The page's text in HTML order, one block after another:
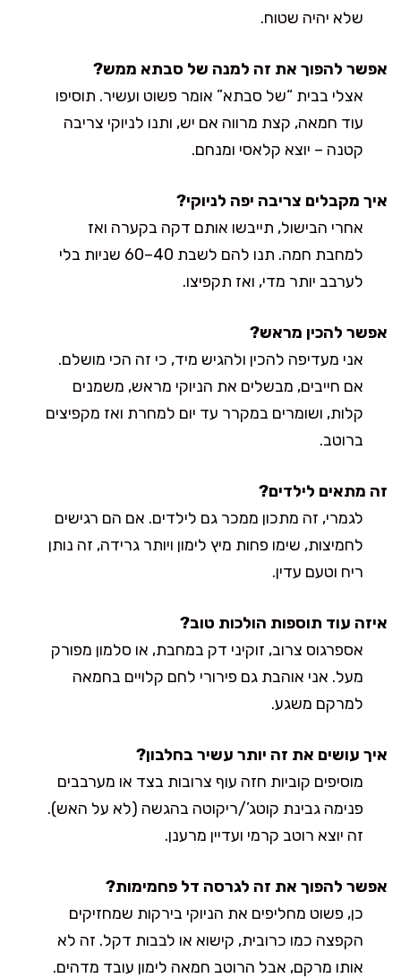
שלא יהיה שטוח.
אפשר להפוך את זה למנה של סבתא ממש?
אצלי בבית “של סבתא” אומר פשוט ועשיר. תוסיפו
עוד חמאה, קצת מרווה אם יש, ותנו לניוקי צריבה
קטנה – יוצא קלאסי ומנחם.
איך מקבלים צריבה יפה לניוקי?
אחרי הבישול, תייבשו אותם דקה בקערה ואז
למחבת חמה. תנו להם לשבת 40–60 שניות בלי
לערבב יותר מדי, ואז תקפיצו.
אפשר להכין מראש?
אני מעדיפה להכין ולהגיש מיד, כי זה הכי מושלם.
אם חייבים, מבשלים את הניוקי מראש, משמנים
קלות, ושומרים במקרר עד יום למחרת ואז מקפיצים
ברוטב.
זה מתאים לילדים?
לגמרי, זה מתכון ממכר גם לילדים. אם הם רגישים
לחמיצות, שימו פחות מיץ לימון ויותר גרידה, זה נותן
ריח וטעם עדין.
איזה עוד תוספות הולכות טוב?
אספרגוס צרוב, זוקיני דק במחבת, או סלמון מפורק
מעל. אני אוהבת גם פירורי לחם קלויים בחמאה
למרקם משגע.
איך עושים את זה יותר עשיר בחלבון?
מוסיפים קוביות חזה עוף צרובות בצד או מערבבים
פנימה גבינת קוטג’/ריקוטה בהגשה (לא על האש).
זה יוצא רוטב קרמי ועדיין מרענן.
אפשר להפוך את זה לגרסה דל פחמימות?
כן, פשוט מחליפים את הניוקי בירקות שמחזיקים
הקפצה כמו כרובית, קישוא או לבבות דקל. זה לא
אותו מרקם, אבל הרוטב חמאה לימון עובד מדהים.